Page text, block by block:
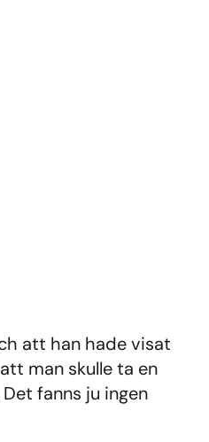
att han hade visat
man skulle ta en
fanns ju ingen